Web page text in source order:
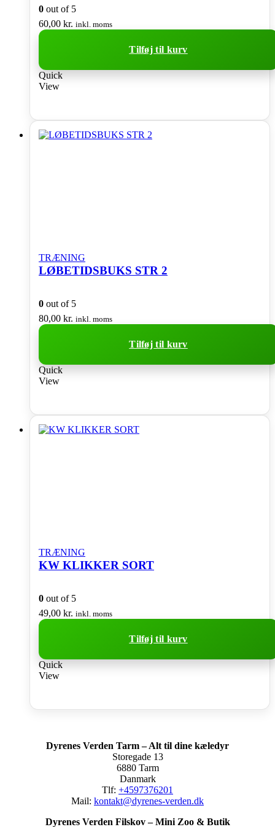
0 out of 5
60,00 kr. inkl. moms
Tilføj til kurv
Quick
View
TRÆNING
LØBETIDSBUKS STR 2
0 out of 5
80,00 kr. inkl. moms
Tilføj til kurv
Quick
View
TRÆNING
KW KLIKKER SORT
0 out of 5
49,00 kr. inkl. moms
Tilføj til kurv
Quick
View
Dyrenes Verden Tarm – Alt til dine kæledyr
Storegade 13
6880 Tarm
Danmark
Tlf: +4597376201
Mail: kontakt@dyrenes-verden.dk
Dyrenes Verden Filskov – Mini Zoo & Butik